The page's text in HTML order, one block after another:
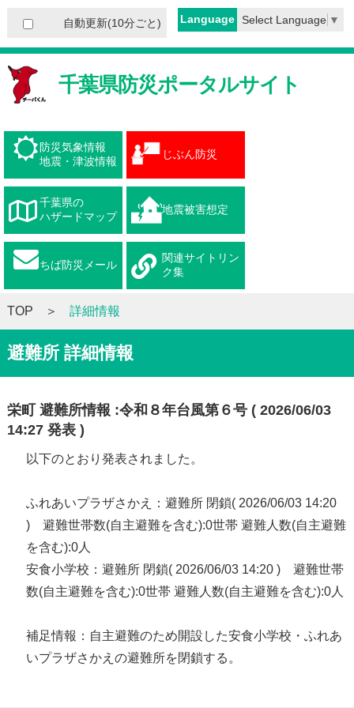
自動更新(10分ごと) Language Select Language ▼
千葉県防災ポータルサイト
防災気象情報
地震・津波情報
じぶん防災
千葉県の
ハザードマップ
地震被害想定
ちば防災メール
関連サイトリン
ク集
TOP 詳細情報
避難所 詳細情報
栄町 避難所情報 :令和８年台風第６号 ( 2026/06/03
14:27 発表 )
以下のとおり発表されました。
ふれあいプラザさかえ：避難所 閉鎖( 2026/06/03 14:20
) 避難世帯数(自主避難を含む):0世帯 避難人数(自主避難
を含む):0人
安食小学校：避難所 閉鎖( 2026/06/03 14:20 ) 避難世帯
数(自主避難を含む):0世帯 避難人数(自主避難を含む):0人
補足情報：自主避難のため開設した安食小学校・ふれあ
いプラザさかえの避難所を閉鎖する。